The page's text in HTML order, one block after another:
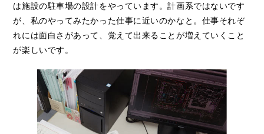
は施設の駐車場の設計をやっています。計画系ではないです
が、私のやってみたかった仕事に近いのかなと。仕事それぞ
れには面白さがあって、覚えて出来ることが増えていくこと
が楽しいです。